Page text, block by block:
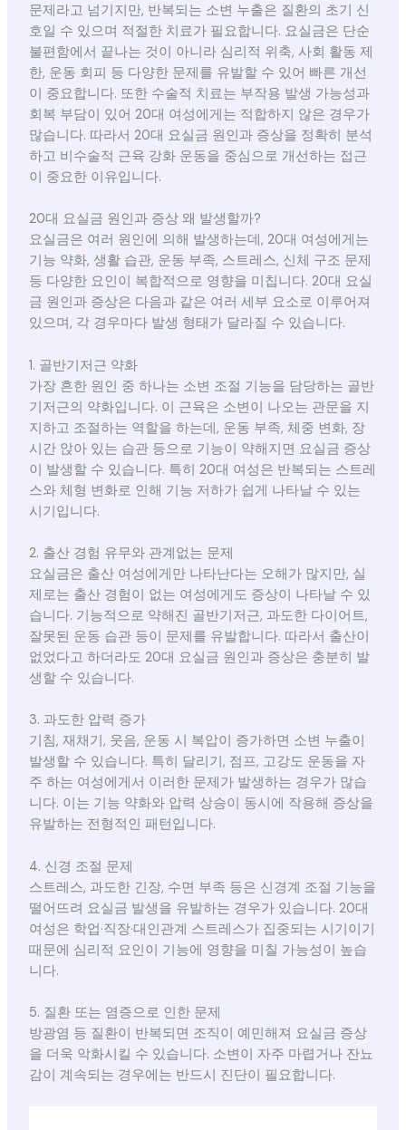
문제라고 넘기지만, 반복되는 소변 누출은 질환의 초기 신
호일 수 있으며 적절한 치료가 필요합니다. 요실금은 단순
불편함에서 끝나는 것이 아니라 심리적 위축, 사회 활동 제
한, 운동 회피 등 다양한 문제를 유발할 수 있어 빠른 개선
이 중요합니다. 또한 수술적 치료는 부작용 발생 가능성과
회복 부담이 있어 20대 여성에게는 적합하지 않은 경우가
많습니다. 따라서 20대 요실금 원인과 증상을 정확히 분석
하고 비수술적 근육 강화 운동을 중심으로 개선하는 접근
이 중요한 이유입니다.
20대 요실금 원인과 증상 왜 발생할까?
요실금은 여러 원인에 의해 발생하는데, 20대 여성에게는
기능 약화, 생활 습관, 운동 부족, 스트레스, 신체 구조 문제
등 다양한 요인이 복합적으로 영향을 미칩니다. 20대 요실
금 원인과 증상은 다음과 같은 여러 세부 요소로 이루어져
있으며, 각 경우마다 발생 형태가 달라질 수 있습니다.
1. 골반기저근 약화
가장 흔한 원인 중 하나는 소변 조절 기능을 담당하는 골반
기저근의 약화입니다. 이 근육은 소변이 나오는 관문을 지
지하고 조절하는 역할을 하는데, 운동 부족, 체중 변화, 장
시간 앉아 있는 습관 등으로 기능이 약해지면 요실금 증상
이 발생할 수 있습니다. 특히 20대 여성은 반복되는 스트레
스와 체형 변화로 인해 기능 저하가 쉽게 나타날 수 있는
시기입니다.
2. 출산 경험 유무와 관계없는 문제
요실금은 출산 여성에게만 나타난다는 오해가 많지만, 실
제로는 출산 경험이 없는 여성에게도 증상이 나타날 수 있
습니다. 기능적으로 약해진 골반기저근, 과도한 다이어트,
잘못된 운동 습관 등이 문제를 유발합니다. 따라서 출산이
없었다고 하더라도 20대 요실금 원인과 증상은 충분히 발
생할 수 있습니다.
3. 과도한 압력 증가
기침, 재채기, 웃음, 운동 시 복압이 증가하면 소변 누출이
발생할 수 있습니다. 특히 달리기, 점프, 고강도 운동을 자
주 하는 여성에게서 이러한 문제가 발생하는 경우가 많습
니다. 이는 기능 약화와 압력 상승이 동시에 작용해 증상을
유발하는 전형적인 패턴입니다.
4. 신경 조절 문제
스트레스, 과도한 긴장, 수면 부족 등은 신경계 조절 기능을
떨어뜨려 요실금 발생을 유발하는 경우가 있습니다. 20대
여성은 학업·직장·대인관계 스트레스가 집중되는 시기이기
때문에 심리적 요인이 기능에 영향을 미칠 가능성이 높습
니다.
5. 질환 또는 염증으로 인한 문제
방광염 등 질환이 반복되면 조직이 예민해져 요실금 증상
을 더욱 악화시킬 수 있습니다. 소변이 자주 마렵거나 잔뇨
감이 계속되는 경우에는 반드시 진단이 필요합니다.